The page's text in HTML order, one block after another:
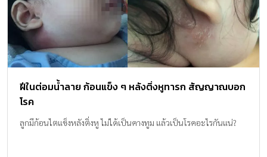
ฝีในต่อมน้ำลาย ก้อนแข็ง ๆ หลังติ่งหูทารก สัญญาณบอก
โรค
ลูกมีก้อนไตแข็งหลังติ่งหู ไม่ได้เป็นคางทูม แล้วเป็นโรคอะไรกันแน่?